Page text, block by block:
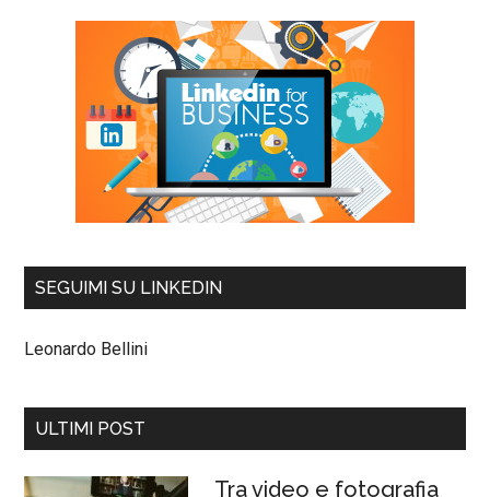
SEGUIMI SU LINKEDIN
Leonardo Bellini
ULTIMI POST
Tra video e fotografia